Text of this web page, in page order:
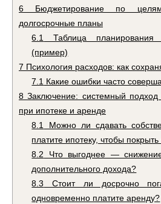
6 Бюджетирование по
долгосрочные планы
6.1 Таблица
(пример)
7 Психология расходов: как
7.1 Какие ошибки часто
8 Заключение: системный
при ипотеке и аренде
8.1 Можно ли сдавать
платите ипотеку, чтобы
8.2 Что выгоднее —
дополнительного дохода?
8.3 Стоит ли досрочно
одновременно платите аренду?